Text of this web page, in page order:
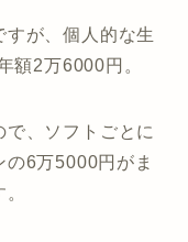
が、個人的な生
額2万6000円。
、ソフトごとに
6万5000円がま